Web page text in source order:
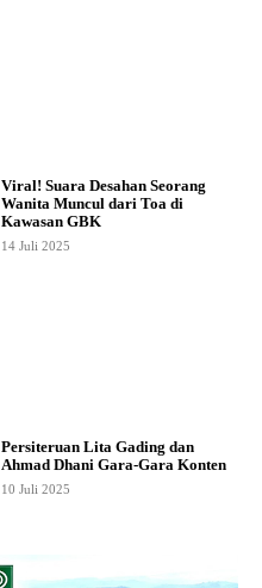
Viral! Suara Desahan Seorang
Wanita Muncul dari Toa di
Kawasan GBK
14 Juli 2025
Persiteruan Lita Gading dan
Ahmad Dhani Gara-Gara Konten
10 Juli 2025